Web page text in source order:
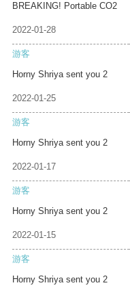
BREAKING! Portable CO2
2022-01-28
游客
Horny Shriya sent you 2
2022-01-25
游客
Horny Shriya sent you 2
2022-01-17
游客
Horny Shriya sent you 2
2022-01-15
游客
Horny Shriya sent you 2